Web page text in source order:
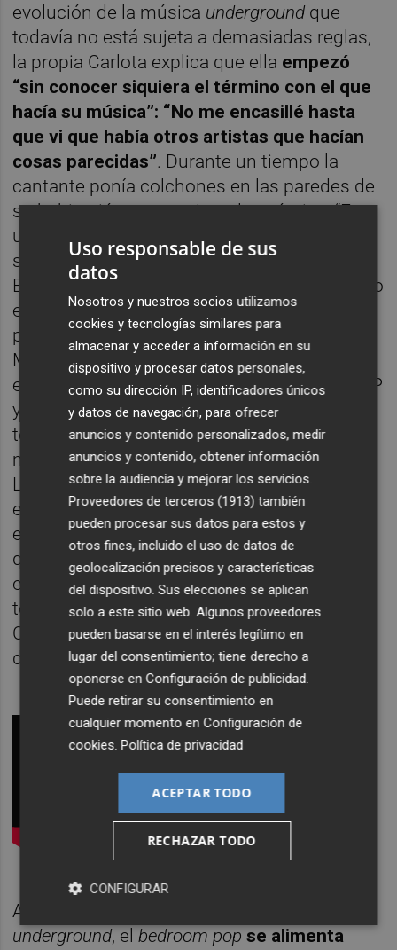
evolución de la música underground que
todavía no está sujeta a demasiadas reglas,
la propia Carlota explica que ella empezó
“sin conocer siquiera el término con el que
hacía su música”: “No me encasillé hasta
que vi que había otros artistas que hacían
cosas parecidas”. Durante un tiempo la
cantante ponía colchones en las paredes de
su habitación para mejorar la acústica. “Es
un género que me representa muy bien,
sobre todo porque yo empecé sin recursos”.
El género parte de la producción casera, pero
en Futuras Licenciadas empiezan a
profesionalizarlo. Tanto es así que tanto
Miguelitos como Carlota grabarán en
estudio en los próximos meses. Él con un EP
y ella con un disco compuesto por diez
temas. Miguelitos explica que “agradece
muchísimo el trabajo de Futuras
Licenciadas. A los artistas que estamos
empezando nos enseñan cómo funciona
este mundo”. Por su parte, Carlota cuenta
que “va a ser la primera vez que trabaje en
estudio y con banda. Siempre lo he hecho
todo por ordenador, salvando las guitarras.
Creo que ahora el sonido ganará mucho, le
dará un toque real a mi música, de banda”.
Además, al igual que toda la música
underground, elbedroom pop se alimenta
Uso responsable de sus
datos
Nosotros y nuestros socios utilizamos
cookies y tecnologías similares para
almacenar y acceder a información en su
dispositivo y procesar datos personales,
como su dirección IP, identificadores únicos
y datos de navegación, para ofrecer
anuncios y contenido personalizados, medir
anuncios y contenido, obtener información
sobre la audiencia y mejorar los servicios.
Proveedores de terceros (1913) también
pueden procesar sus datos para estos y
otros fines, incluido el uso de datos de
geolocalización precisos y características
del dispositivo. Sus elecciones se aplican
solo a este sitio web. Algunos proveedores
pueden basarse en el interés legítimo en
lugar del consentimiento; tiene derecho a
oponerse enConfiguración de publicidad.
Puede retirar su consentimiento en
cualquier momento enConfiguración de
cookies.Política de privacidad
ACEPTAR TODO
RECHAZAR TODO
CONFIGURAR